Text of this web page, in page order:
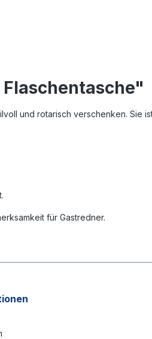
und rotarisch verschenken. Sie
für Gastredner.